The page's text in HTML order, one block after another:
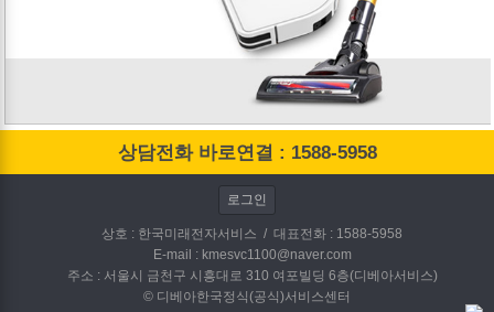
상담전화 바로연결 : 1588-5958
로그인
상호 : 한국미래전자서비스 / 대표전화 : 1588-5958
E-mail : kmesvc1100@naver.com
주소 : 서울시 금천구 시흥대로 310 여포빌딩 6층(디베아서비스)
© 디베아한국정식(공식)서비스센터